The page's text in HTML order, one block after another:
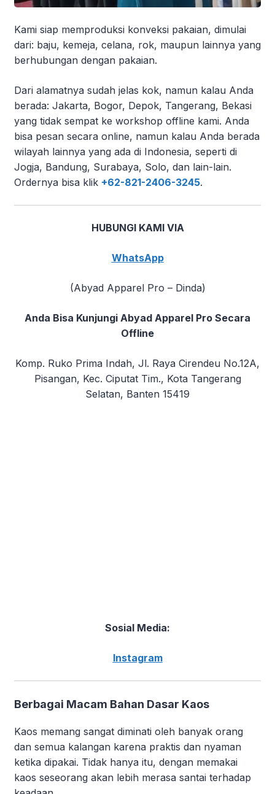
Kami siap memproduksi konveksi pakaian, dimulai
dari: baju, kemeja, celana, rok, maupun lainnya yang
berhubungan dengan pakaian.
Dari alamatnya sudah jelas kok, namun kalau Anda
berada: Jakarta, Bogor, Depok, Tangerang, Bekasi
yang tidak sempat ke workshop offline kami. Anda
bisa pesan secara online, namun kalau Anda berada
wilayah lainnya yang ada di Indonesia, seperti di
Jogja, Bandung, Surabaya, Solo, dan lain-lain.
Ordernya bisa klik +62-821-2406-3245.
HUBUNGI KAMI VIA
WhatsApp
(Abyad Apparel Pro – Dinda)
Anda Bisa Kunjungi Abyad Apparel Pro Secara
Offline
Komp. Ruko Prima Indah, Jl. Raya Cirendeu No.12A,
Pisangan, Kec. Ciputat Tim., Kota Tangerang
Selatan, Banten 15419
Sosial Media:
Instagram
Berbagai Macam Bahan Dasar Kaos
Kaos memang sangat diminati oleh banyak orang
dan semua kalangan karena praktis dan nyaman
ketika dipakai. Tidak hanya itu, dengan memakai
kaos seseorang akan lebih merasa santai terhadap